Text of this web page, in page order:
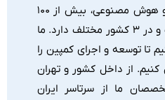
دیجیتال و حوزه برنامه نویسی و هوش مصنوعی، بیش از ۱۰۰
کارمند فریلنسر در ۳۰ شهر بزرگ و در ۳ کشور مختلف دارد. ما
تا توسعه و اجرای کمپین را
از داخل کشور و تهران
ما از سرتاسر ایران